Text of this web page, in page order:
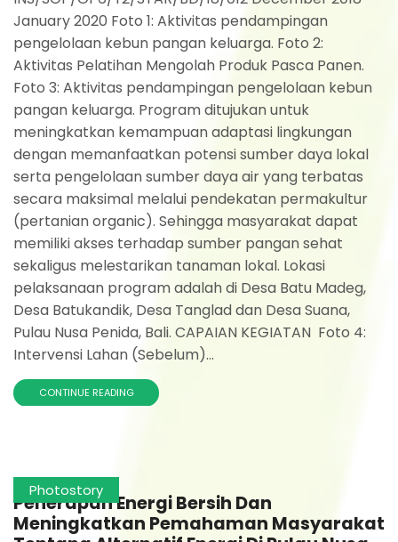
January 2020 Foto 1: Aktivitas pendampingan
pengelolaan kebun pangan keluarga. Foto 2:
Aktivitas Pelatihan Mengolah Produk Pasca Panen.
Foto 3: Aktivitas pendampingan pengelolaan kebun
pangan keluarga. Program ditujukan untuk
meningkatkan kemampuan adaptasi lingkungan
dengan memanfaatkan potensi sumber daya lokal
serta pengelolaan sumber daya air yang terbatas
secara maksimal melalui pendekatan permakultur
(pertanian organic). Sehingga masyarakat dapat
memiliki akses terhadap sumber pangan sehat
sekaligus melestarikan tanaman lokal. Lokasi
pelaksanaan program adalah di Desa Batu Madeg,
Desa Batukandik, Desa Tanglad dan Desa Suana,
Pulau Nusa Penida, Bali. CAPAIAN KEGIATAN Foto 4:
Intervensi Lahan (Sebelum)...
CONTINUE READING
Photostory
Penerapan Energi Bersih Dan
Meningkatkan Pemahaman Masyarakat